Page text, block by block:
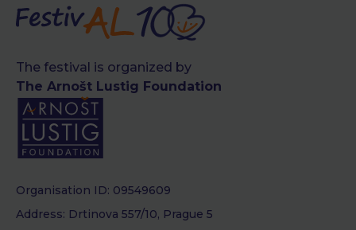
The festival is organized by
The Arnošt Lustig Foundation
Organisation ID: 09549609
Address: Drtinova 557/10, Prague 5